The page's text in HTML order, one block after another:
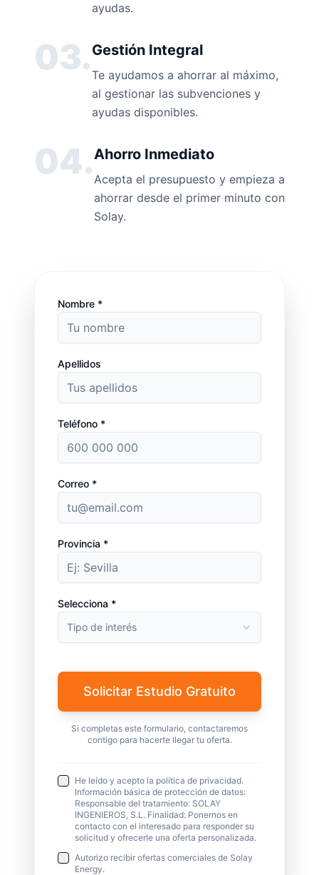
ayudas.
03.Gestión Integral
Te ayudamos a ahorrar al máximo,
al gestionar las subvenciones y
ayudas disponibles.
04.Ahorro Inmediato
Acepta el presupuesto y empieza a
ahorrar desde el primer minuto con
Solay.
Nombre *
Apellidos
Teléfono *
Correo *
Provincia *
Selecciona *
Tipo de interés
Solicitar Estudio Gratuito
Si completas este formulario, contactaremos
contigo para hacerte llegar tu oferta.
He leído y acepto la política de privacidad.
Información básica de protección de datos:
Responsable del tratamiento: SOLAY
INGENIEROS, S.L. Finalidad: Ponernos en
contacto con el interesado para responder su
solicitud y ofrecerle una oferta personalizada.
Autorizo recibir ofertas comerciales de Solay
Energy.